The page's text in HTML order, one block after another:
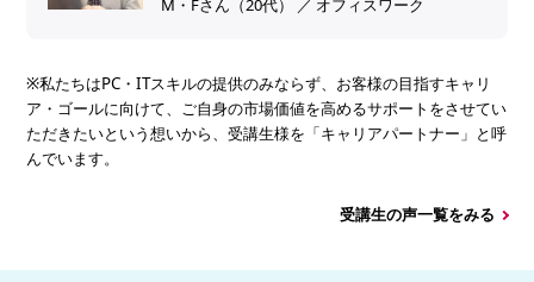
M・Fさん（20代） ／ オフィスワーク
※私たちはPC・ITスキルの提供のみならず、お客様の目指すキャリ
ア・ゴールに向けて、ご自身の市場価値を高めるサポートをさせてい
ただきたいという想いから、受講生様を「キャリアパートナー」と呼
んでいます。
受講生の声一覧をみる